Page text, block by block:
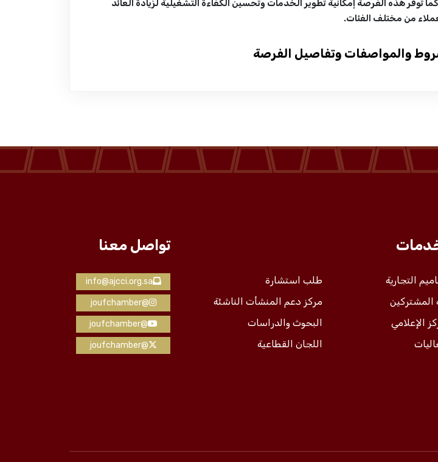
توفر هذه الفرصة إمكانية تطوير الخدمات وتحسين الكفاءة التشغيلية لزيادة العائد
من مختلف الفئات.
والمواصفات وتفاصيل الفرصة
التجارية
طلب استشارة
المشتركين
مركز دعم المنشأت الناشئة
الإعلامي
البحوث والدراسات
اللجان القطاعية
تواصل معنا
info@ajcci.org.sa
@joufchamber
@joufchamber
@joufchamber